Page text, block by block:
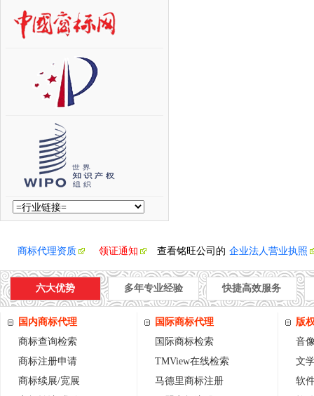
商标代理资质 领证通知 查看铭旺公司的 企业法人营业执照
六大优势 多年专业经验 快捷高效服务
国内商标代理
商标查询检索
商标注册申请
商标续展/宽展
国际商标代理
国际商标检索
TMView在线检索
马德里商标注册
版
音
文
软